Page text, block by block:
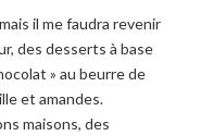
il me faudra revenir
des desserts à base
» au beurre de
et amandes.
maisons, des